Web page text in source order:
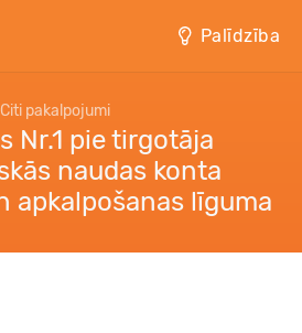
Palīdzība
Citi pakalpojumi
Nr.1 pie tirgotāja
naudas konta
apkalpošanas līguma